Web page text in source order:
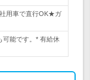
用車で直行OK★ガ
能です。* 有給休